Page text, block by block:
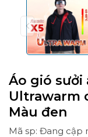
Áo gió sưởi
Ultrawarm
Màu đen
Mã sp: Đang cập